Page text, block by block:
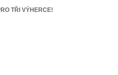
TŘI VÝHERCE!